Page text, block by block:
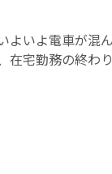
よいよ電車が混
在宅勤務の終わ